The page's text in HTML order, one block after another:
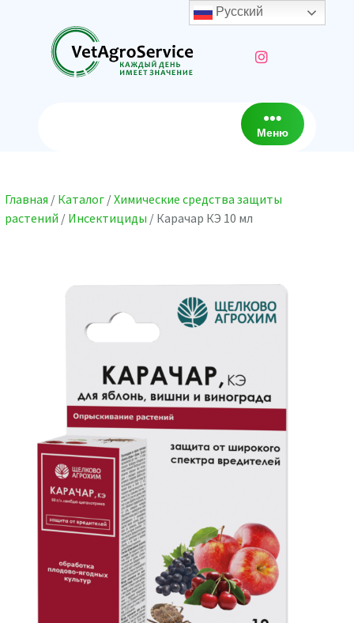
содержимому
Меню
Главная / Каталог /Химические средства защиты
растений / Инсектициды / Карачар КЭ 10 мл
Русский